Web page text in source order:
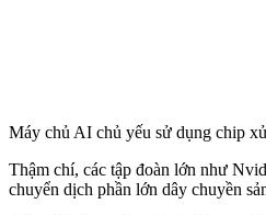
Máy chủ AI chủ yếu sử dụng chip
Thậm chí, các tập đoàn lớn như
chuyển dịch phần lớn dây chuyền